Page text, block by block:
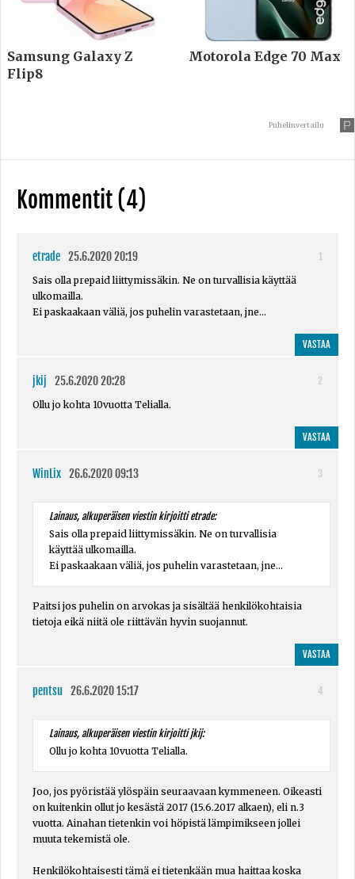
Samsung Galaxy Z
Flip8
Motorola Edge 70 Max
Puhelinvertailu
Kommentit (4)
etrade 25.6.2020 20:19
1
Sais olla prepaid liittymissäkin. Ne on turvallisia käyttää
ulkomailla.
Ei paskaakaan väliä, jos puhelin varastetaan, jne...
VASTAA
jkij 25.6.2020 20:28
2
Ollu jo kohta 10vuotta Telialla.
VASTAA
WinLix 26.6.2020 09:13 3
Lainaus, alkuperäisen viestin kirjoitti etrade:
Sais olla prepaid liittymissäkin. Ne on turvallisia
käyttää ulkomailla.
Ei paskaakaan väliä, jos puhelin varastetaan, jne...
Paitsi jos puhelin on arvokas ja sisältää henkilökohtaisia
tietoja eikä niitä ole riittävän hyvin suojannut.
VASTAA
pentsu 26.6.2020 15:17 4
Lainaus, alkuperäisen viestin kirjoitti jkij:
Ollu jo kohta 10vuotta Telialla.
Joo, jos pyöristää ylöspäin seuraavaan kymmeneen. Oikeasti
on kuitenkin ollut jo kesästä 2017 (15.6.2017 alkaen), eli n.3
vuotta. Ainahan tietenkin voi höpistä lämpimikseen jollei
muuta tekemistä ole.
Henkilökohtaisesti tämä ei tietenkään mua haittaa koska